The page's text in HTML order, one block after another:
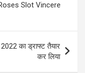
Slot Vincere
का ड्राफ्ट तैयार
कर लिया